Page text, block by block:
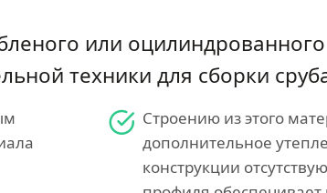
или
техники для сборки
Строению из этого
дополнительное
конструкции